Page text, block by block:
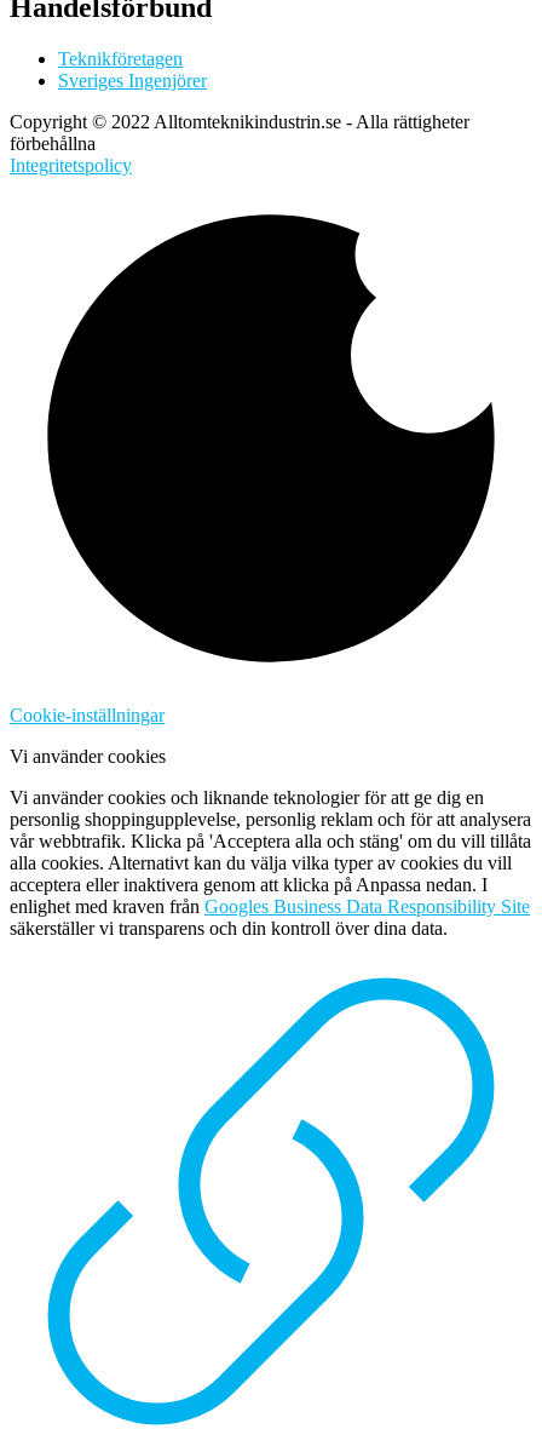
Handelsförbund
Teknikföretagen
Sveriges Ingenjörer
Copyright © 2022 Alltomteknikindustrin.se - Alla rättigheter
förbehållna
Integritetspolicy
Cookie-inställningar
Vi använder cookies
Vi använder cookies och liknande teknologier för att ge dig en
personlig shoppingupplevelse, personlig reklam och för att analysera
vår webbtrafik. Klicka på 'Acceptera alla och stäng' om du vill tillåta
alla cookies. Alternativt kan du välja vilka typer av cookies du vill
acceptera eller inaktivera genom att klicka på Anpassa nedan. I
enlighet med kraven från Googles Business Data Responsibility Site
säkerställer vi transparens och din kontroll över dina data.